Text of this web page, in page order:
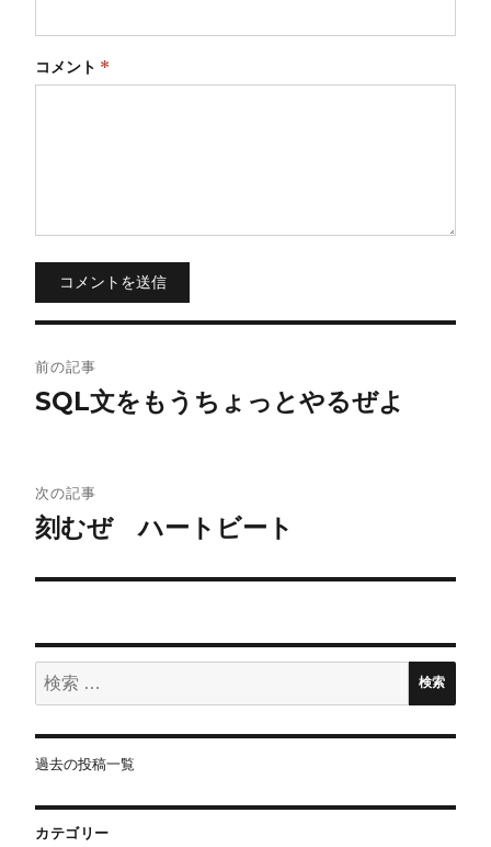
コメント *
コメントを送信
稿
ビ
ゲ
ー
ョ
ン
前の記事
SQL文をもうちょっとやるぜよ
次の記事
刻むぜ ハートビート
検
索:
検索
過去の投稿一覧
カテゴリー